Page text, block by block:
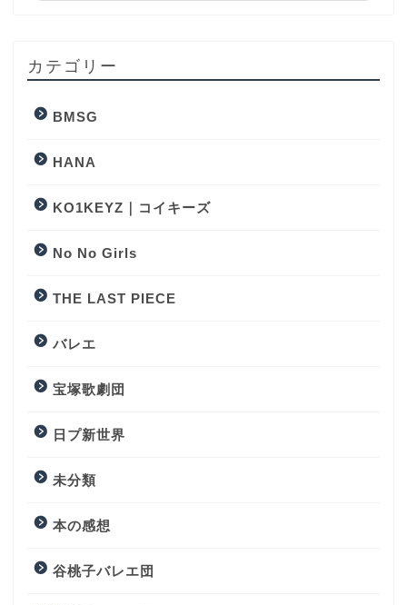
カテゴリー
BMSG
HANA
KO1KEYZ｜コイキーズ
No No Girls
THE LAST PIECE
バレエ
宝塚歌劇団
日プ新世界
未分類
本の感想
谷桃子バレエ団